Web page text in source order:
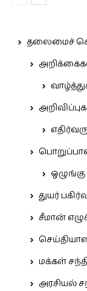
தலைமைச்
துயர்
சீமான்
மக்கள்
அரசியல்